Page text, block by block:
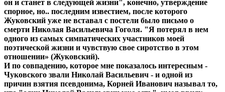
он и станет в следующей жизни", конечно, утверждение
спорное, но.. последним известием, после которого
Жуковский уже не вставал с постели было письмо о
смерти Николая Васильевича Гоголя. "Я потерял в нем
одного из самых симпатических участников моей
поэтической жизни и чувствую свое сиротство в этом
отношении» (Жуковский).
И по совпадению, которое мне показалось интересным -
Чуковского звали Николай Васильевич - и одной из
причин взятия псевдонима, Корней Иванович называл то,